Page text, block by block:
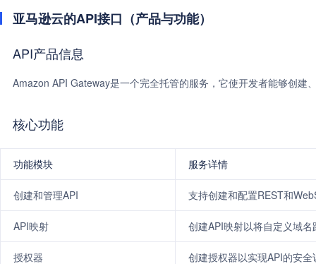
亚马逊云的API接口（产品与功能）
API产品信息
Amazon API Gateway是一个完全托管的服务，它使开发者能够创建
核心功能
功能模块 服务详情
创建和管理API 支持创建和配置REST和
API映射 创建API映射以将自定义域名
授权器 创建授权器以实现API的安全